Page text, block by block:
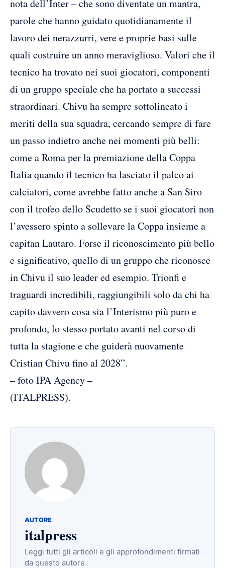
nota dell’Inter – che sono diventate un mantra,
parole che hanno guidato quotidianamente il
lavoro dei nerazzurri, vere e proprie basi sulle
quali costruire un anno meraviglioso. Valori che il
tecnico ha trovato nei suoi giocatori, componenti
di un gruppo speciale che ha portato a successi
straordinari. Chivu ha sempre sottolineato i
meriti della sua squadra, cercando sempre di fare
un passo indietro anche nei momenti più belli:
come a Roma per la premiazione della Coppa
Italia quando il tecnico ha lasciato il palco ai
calciatori, come avrebbe fatto anche a San Siro
con il trofeo dello Scudetto se i suoi giocatori non
l’avessero spinto a sollevare la Coppa insieme a
capitan Lautaro. Forse il riconoscimento più bello
e significativo, quello di un gruppo che riconosce
in Chivu il suo leader ed esempio. Trionfi e
traguardi incredibili, raggiungibili solo da chi ha
capito davvero cosa sia l’Interismo più puro e
profondo, lo stesso portato avanti nel corso di
tutta la stagione e che guiderà nuovamente
Cristian Chivu fino al 2028”.
– foto IPA Agency –
(ITALPRESS).
AUTORE
italpress
Leggi tutti gli articoli e gli approfondimenti firmati
da questo autore.